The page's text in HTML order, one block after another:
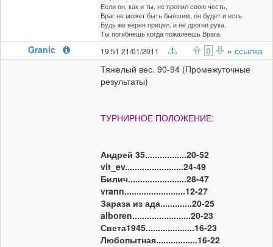
Если он, как и ты, не пропил свою честь,
Враг не может быть бывшим, он будет и есть.
Будь же верен прицел, и не дрогни рука,
Ты погибнешь когда пожалеешь Врага.
Granic 19:51 21/01/2011 0 » ссылка
Тяжелый вес. 90-94 (Промежуточные
результаты)
ТУРНИРНОЕ ПОЛОЖЕНИЕ:
Андрей 35.................20-52
vit_ev........................24-49
Билич........................28-47
vrann.........................12-27
Зараза из ада.............20-25
alboren........................20-23
Света1945....................16-23
Любопытная.................16-22